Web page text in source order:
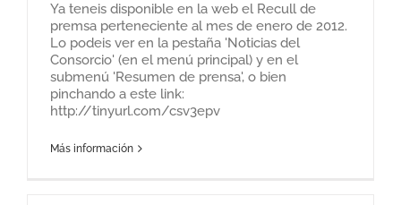
Ya teneis disponible en la web el Recull de
premsa perteneciente al mes de enero de 2012.
Lo podeis ver en la pestaña 'Noticias del
Consorcio' (en el menú principal) y en el
submenú 'Resumen de prensa', o bien
pinchando a este link:
http://tinyurl.com/csv3epv
Más información